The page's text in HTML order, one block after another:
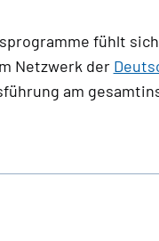
fühlt
Netzwerk der
am